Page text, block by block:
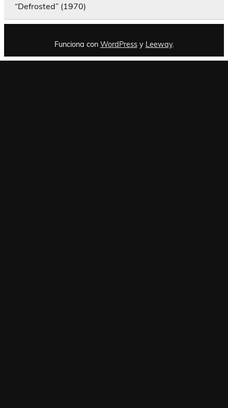
“Defrosted” (1970)
Funciona con WordPressy Leeway.